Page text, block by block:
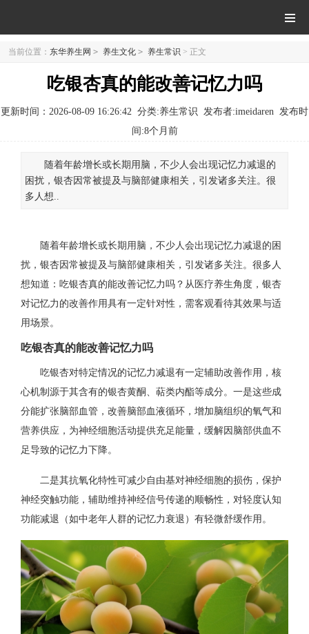
当前位置： 东华养生网 > 养生文化 > 养生常识 > 正文
吃银杏真的能改善记忆力吗
更新时间：2026-08-09 16:26:42 分类:养生常识 发布者:imeidaren 发布时
间:8个月前
随着年龄增长或长期用脑，不少人会出现记忆力减退的
困扰，银杏因常被提及与脑部健康相关，引发诸多关注。很
多人想..
随着年龄增长或长期用脑，不少人会出现记忆力减退的困
扰，银杏因常被提及与脑部健康相关，引发诸多关注。很多人
想知道：吃银杏真的能改善记忆力吗？从医疗养生角度，银杏
对记忆力的改善作用具有一定针对性，需客观看待其效果与适
用场景。
吃银杏真的能改善记忆力吗
吃银杏对特定情况的记忆力减退有一定辅助改善作用，核
心机制源于其含有的银杏黄酮、萜类内酯等成分。一是这些成
分能扩张脑部血管，改善脑部血液循环，增加脑组织的氧气和
营养供应，为神经细胞活动提供充足能量，缓解因脑部供血不
足导致的记忆力下降。
二是其抗氧化特性可减少自由基对神经细胞的损伤，保护
神经突触功能，辅助维持神经信号传递的顺畅性，对轻度认知
功能减退（如中老年人群的记忆力衰退）有轻微舒缓作用。